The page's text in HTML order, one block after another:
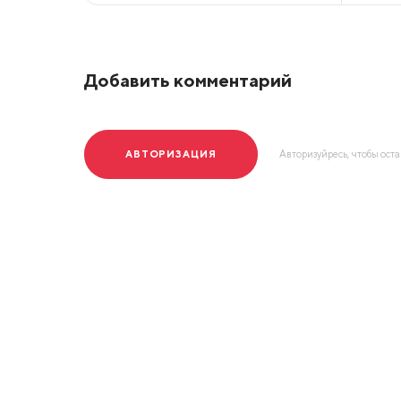
Добавить комментарий
АВТОРИЗАЦИЯ Авторизуйресь, чтобы